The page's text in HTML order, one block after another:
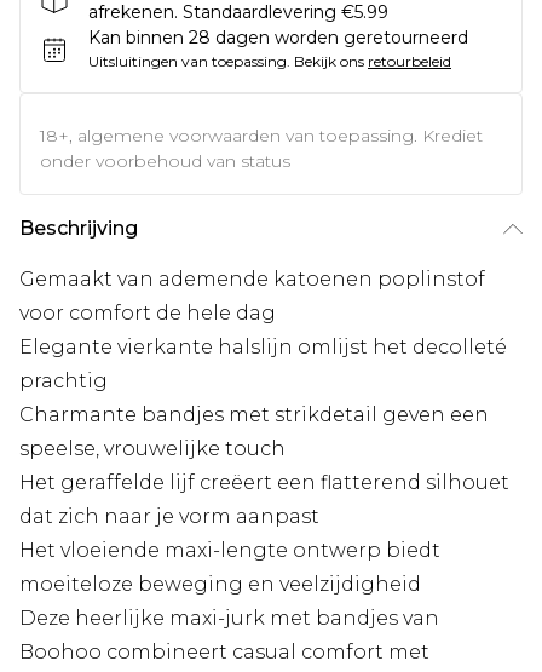
afrekenen. Standaardlevering €5.99
Kan binnen 28 dagen worden geretourneerd
Uitsluitingen van toepassing. Bekijk ons retourbeleid
18+, algemene voorwaarden van toepassing. Krediet
onder voorbehoud van status
Beschrijving
Gemaakt van ademende katoenen poplinstof
voor comfort de hele dag
Elegante vierkante halslijn omlijst het decolleté
prachtig
Charmante bandjes met strikdetail geven een
speelse, vrouwelijke touch
Het geraffelde lijf creëert een flatterend silhouet
dat zich naar je vorm aanpast
Het vloeiende maxi-lengte ontwerp biedt
moeiteloze beweging en veelzijdigheid
Deze heerlijke maxi-jurk met bandjes van
Boohoo combineert casual comfort met